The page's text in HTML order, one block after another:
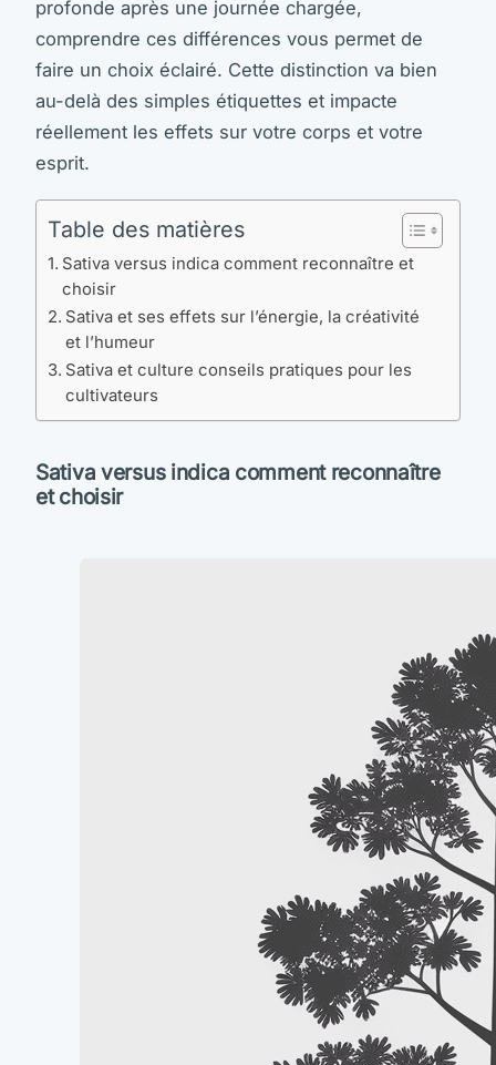
profonde après une journée chargée,
comprendre ces différences vous permet de
faire un choix éclairé. Cette distinction va bien
au-delà des simples étiquettes et impacte
réellement les effets sur votre corps et votre
esprit.
Table des matières
Sativa versus indica comment reconnaître et
choisir
Sativa et ses effets sur l’énergie, la créativité
et l’humeur
Sativa et culture conseils pratiques pour les
cultivateurs
Sativa versus indica comment reconnaître
et choisir